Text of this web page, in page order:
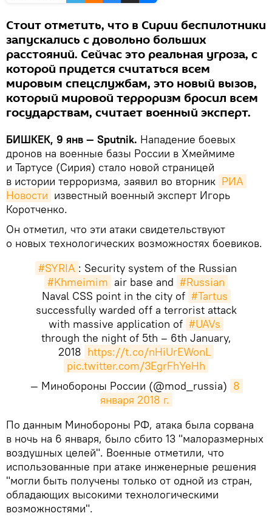
Стоит отметить, что в Сирии беспилотники
запускались с довольно больших
расстояний. Сейчас это реальная угроза, с
которой придется считаться всем
мировым спецслужбам, это новый вызов,
который мировой терроризм бросил всем
государствам, считает военный эксперт.
БИШКЕК, 9 янв — Sputnik. Нападение боевых
дронов на военные базы России в Хмеймиме
и Тартусе (Сирия) стало новой страницей
в истории терроризма, заявил во вторник РИА
Новости известный военный эксперт Игорь
Коротченко.
Он отметил, что эти атаки свидетельствуют
о новых технологических возможностях боевиков.
#SYRIA : Security system of the Russian
#Khmeimim air base and #Russian
Naval CSS point in the city of #Tartus
successfully warded off a terrorist attack
with massive application of #UAVs
through the night of 5th – 6th January,
2018 https://t.co/nHiUrEWonL
pic.twitter.com/3EgrFhYeHh
— Минобороны России (@mod_russia) 8
января 2018 г.
​По данным Минобороны РФ, атака была сорвана
в ночь на 6 января, было сбито 13 "малоразмерных
воздушных целей". Военные отметили, что
использованные при атаке инженерные решения
"могли быть получены только от одной из стран,
обладающих высокими технологическими
возможностями".